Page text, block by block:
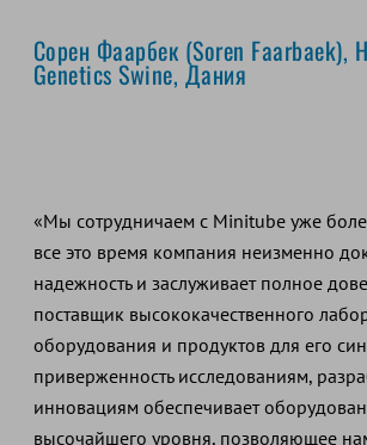
Сорен Фаарбек (Soren Faarbaek),
Genetics Swine, Дания
«Мы сотрудничаем с Minitube уже
все это время компания неизменно
надежность и заслуживает полное
поставщик высококачественного
оборудования и продуктов для его
приверженность исследованиям,
инновациям обеспечивает
высочайшего уровня, позволяющее